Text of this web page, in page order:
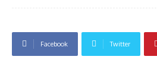
Facebook Twitter